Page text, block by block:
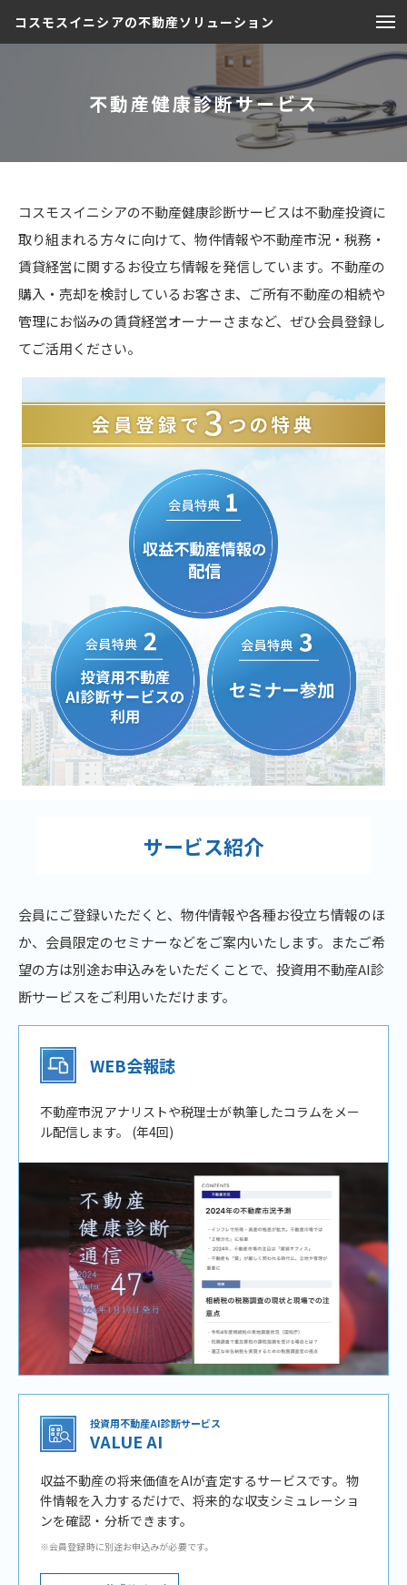
コスモスイニシアの不動産ソリューション
不動産健康診断サービス
コスモスイニシアの不動産健康診断サービスは不動産投資に
取り組まれる方々に向けて、物件情報や不動産市況・税務・
賃貸経営に関するお役立ち情報を発信しています。不動産の
購入・売却を検討しているお客さま、ご所有不動産の相続や
管理にお悩みの賃貸経営オーナーさまなど、ぜひ会員登録し
てご活用ください。
サービス紹介
会員にご登録いただくと、物件情報や各種お役立ち情報のほ
か、会員限定のセミナーなどをご案内いたします。またご希
望の方は別途お申込みをいただくことで、投資用不動産AI診
断サービスをご利用いただけます。
WEB会報誌
不動産市況アナリストや税理士が執筆したコラムをメー
ル配信します。 (年4回)
投資用不動産AI診断サービス
VALUE AI
収益不動産の将来価値をAIが査定するサービスです。物
件情報を入力するだけで、将来的な収支シミュレーショ
ンを確認・分析できます。
※会員登録時に別途お申込みが必要です。